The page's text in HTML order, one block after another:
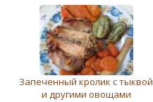
Запеченный кролик с тыквой
и другими овощами